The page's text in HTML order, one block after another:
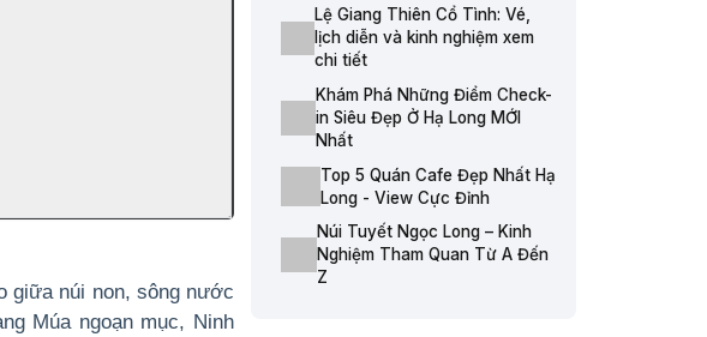
giữa núi non, sông nước
Múa ngoạn mục, Ninh
Lệ Giang Thiên Cổ Tình: Vé,
lịch diễn và kinh nghiệm xem
chi tiết
Khám Phá Những Điểm Check-
in Siêu Đẹp Ở Hạ Long MỚI
Nhất
Top 5 Quán Cafe Đẹp Nhất Hạ
Long - View Cực Đỉnh
Núi Tuyết Ngọc Long – Kinh
Nghiệm Tham Quan Từ A Đến
Z